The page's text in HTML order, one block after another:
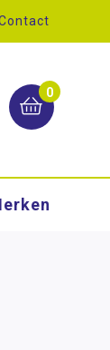
0